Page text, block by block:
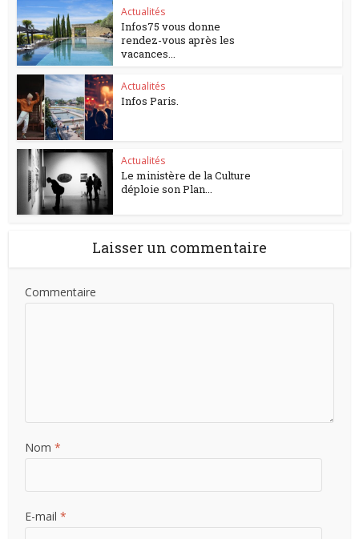
Actualités
Infos75 vous donne
rendez-vous après les
vacances...
Actualités
Infos Paris.
Actualités
Le ministère de la Culture
déploie son Plan...
Laisser un commentaire
Commentaire
Nom*
E-mail*